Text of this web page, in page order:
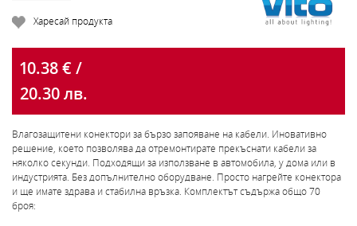
Харесай продукта
10.38 € /
20.30 лв.
Влагозащитени конектори за бързо запояване на кабели. Иновативно
решение, което позволява да отремонтирате прекъснати кабели за
няколко секунди. Подходящи за използване в автомобила, у дома или в
индустрията. Без допълнително оборудване. Просто нагрейте конектора
и ще имате здрава и стабилна връзка. Комплектът съдържа общо 70
броя: